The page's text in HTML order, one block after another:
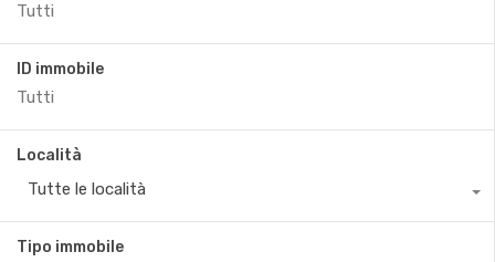
ID immobile
Località
Tutte le località
Tipo immobile